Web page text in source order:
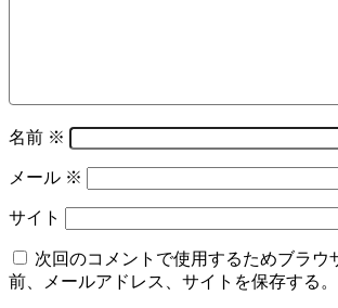
名前 ※
メール ※
サイト
次回のコメントで使用するためブラウ
前、メールアドレス、サイトを保存する。